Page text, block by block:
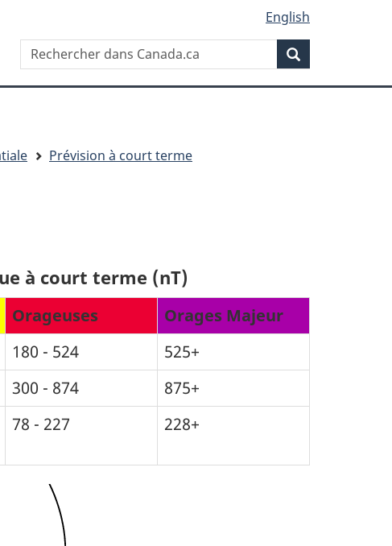
English
Rechercher
Rechercher
dans
Canada.ca
Prévision à court terme
à court terme (nT)
Orageuses
Orages Majeur
180 - 524
525+
300 - 874
875+
78 - 227 228+